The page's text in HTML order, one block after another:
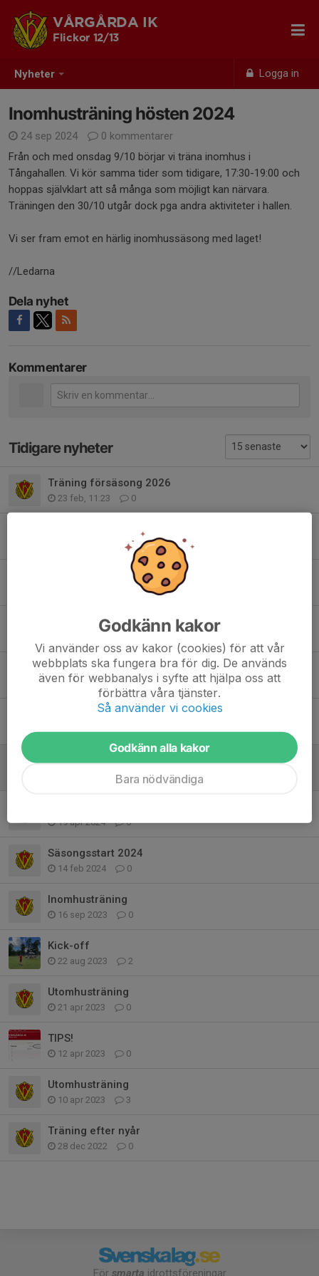
Nyheter Logga in
VÅRGÅRDA IK
Flickor 12/13
Inomhusträning hösten 2024
24 sep 2024
0 kommentarer
Från och med onsdag 9/10 börjar vi träna inomhus i
Tångahallen. Vi kör samma tider som tidigare, 17:30-19:00 och
hoppas självklart att så många som möjligt kan närvara.
Träningen den 30/10 utgår dock pga andra aktiviteter i hallen.
Vi ser fram emot en härlig inomhussäsong med laget!
//Ledarna
Dela nyhet
Kommentarer
Tidigare nyheter
Träning försäsong 2026
23 feb, 11:23 0
0
Säsongsstart utomhus 2025
Säsongsstart 2025
Inomhuscuper
1 okt 2024 0
Inomhuscuper
1 okt 2024 1
Inomhusträning hösten 2024
0
19 apr 2024 0
Säsongsstart 2024
14 feb 2024 0
Inomhusträning
16 sep 2023 0
Kick-off
22 aug 2023 2
Utomhusträning
21 apr 2023 0
TIPS!
12 apr 2023 0
Utomhusträning
10 apr 2023 3
Träning efter nyår
28 dec 2022 0
För smarta idrottsföreningar
Godkänn kakor
Vi använder oss av kakor (cookies) för att vår
webbplats ska fungera bra för dig. De används
även för webbanalys i syfte att hjälpa oss att
förbättra våra tjänster.
Så använder vi cookies
Godkänn alla kakor
Bara nödvändiga